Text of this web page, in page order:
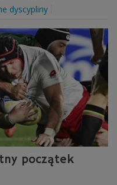
dyscypliny
początek